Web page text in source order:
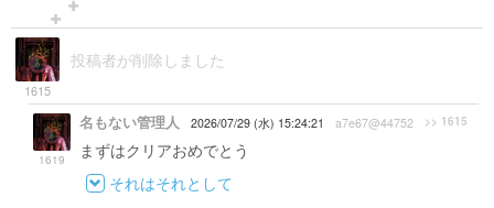
1615
投稿者が削除しました
1619
名もない管理人 2026/07/29 (水) 15:24:21 a7e67@44752 >> 1615
まずはクリアおめでとう
それはそれとして